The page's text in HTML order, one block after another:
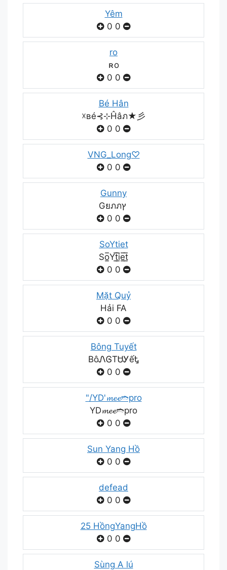
Yêm
0 0
ro
ʀo
0 0
Bé Hân
☓вé⊰⊹Ĥâภ★彡
0 0
VNG_Long♡
0 0
Gunny
0 0
SoYtiet
So̲̅Yt̲̅i̲̅e̲̅t̲̅
0 0
Mặt Quỷ
Hải FA
0 0
Bông Tuyết
BôᏁᎶTᏌᎩếᎿ
0 0
"/YD'𝓶𝓮𝓮➬pro
YD𝓶𝓮𝓮➬pro
0 0
Sun Yang Hồ
0 0
defead
0 0
25 HồngYangHồ
0 0
Sùng A lú